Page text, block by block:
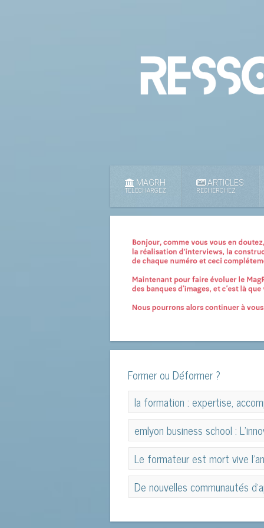
MAGRH
TÉLÉCHARGEZ
ARTICLES
RECHERCHEZ
Former ou Déformer ?
la formation : expertise,
la formation : expertise,
emlyon business school :
emlyon business school :
Le formateur est mort vive
Le formateur est mort vive
De nouvelles communautés